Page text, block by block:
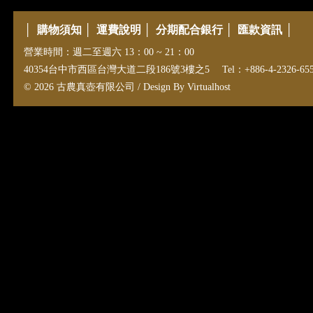
購物須知 運費說明 分期配合銀行 匯款資訊
營業時間：週二至週六 13：00 ~ 21：00
40354台中市西區台灣大道二段186號3樓之5 Tel：+886-4-2326-
© 2026 古農真壺有限公司 / Design ByVirtualhost